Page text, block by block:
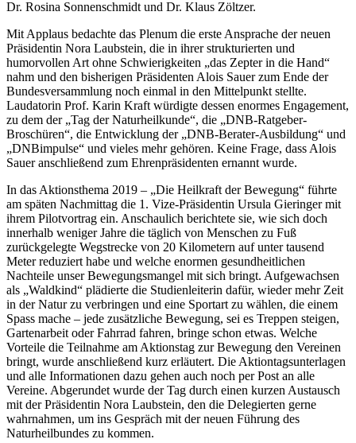
Dr. Rosina Sonnenschmidt und Dr. Klaus Zöltzer.
Mit Applaus bedachte das Plenum die erste Ansprache der neuen
Präsidentin Nora Laubstein, die in ihrer strukturierten und
humorvollen Art ohne Schwierigkeiten „das Zepter in die Hand“
nahm und den bisherigen Präsidenten Alois Sauer zum Ende der
Bundesversammlung noch einmal in den Mittelpunkt stellte.
Laudatorin Prof. Karin Kraft würdigte dessen enormes Engagement,
zu dem der „Tag der Naturheilkunde“, die „DNB-Ratgeber-
Broschüren“, die Entwicklung der „DNB-Berater-Ausbildung“ und
„DNBimpulse“ und vieles mehr gehören. Keine Frage, dass Alois
Sauer anschließend zum Ehrenpräsidenten ernannt wurde.
In das Aktionsthema 2019 – „Die Heilkraft der Bewegung“ führte
am späten Nachmittag die 1. Vize-Präsidentin Ursula Gieringer mit
ihrem Pilotvortrag ein. Anschaulich berichtete sie, wie sich doch
innerhalb weniger Jahre die täglich von Menschen zu Fuß
zurückgelegte Wegstrecke von 20 Kilometern auf unter tausend
Meter reduziert habe und welche enormen gesundheitlichen
Nachteile unser Bewegungsmangel mit sich bringt. Aufgewachsen
als „Waldkind“ plädierte die Studienleiterin dafür, wieder mehr Zeit
in der Natur zu verbringen und eine Sportart zu wählen, die einem
Spass mache – jede zusätzliche Bewegung, sei es Treppen steigen,
Gartenarbeit oder Fahrrad fahren, bringe schon etwas. Welche
Vorteile die Teilnahme am Aktionstag zur Bewegung den Vereinen
bringt, wurde anschließend kurz erläutert. Die Aktiontagsunterlagen
und alle Informationen dazu gehen auch noch per Post an alle
Vereine. Abgerundet wurde der Tag durch einen kurzen Austausch
mit der Präsidentin Nora Laubstein, den die Delegierten gerne
wahrnahmen, um ins Gespräch mit der neuen Führung des
Naturheilbundes zu kommen.